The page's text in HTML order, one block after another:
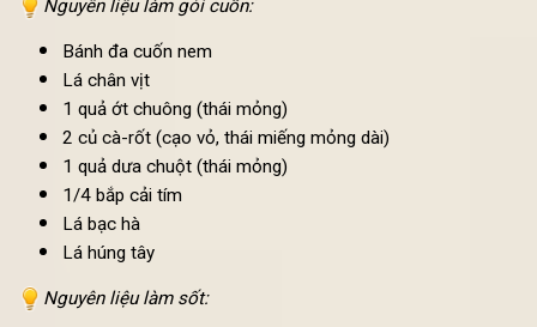
Gỏi chay thập cẩm cho ngày cuối tuần bận rộn
Nguyên liệu làm Gỏi chay thập cẩm:
Nguyên liệu làm gỏi cuốn:
Bánh đa cuốn nem
Lá chân vịt
1 quả ớt chuông (thái mỏng)
1 quả dưa chuột (thái mỏng)